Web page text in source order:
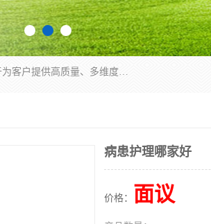
深圳市柏林家政有限公司是一家服务于深圳市民的专业家政公司。致力于为客户提供高质量、多维度的家庭服务，包括养老、母婴、月嫂育婴早教、康复理疗、家电清洗和保洁等方面的专业服务。
病患护理哪家好
价格： 面议